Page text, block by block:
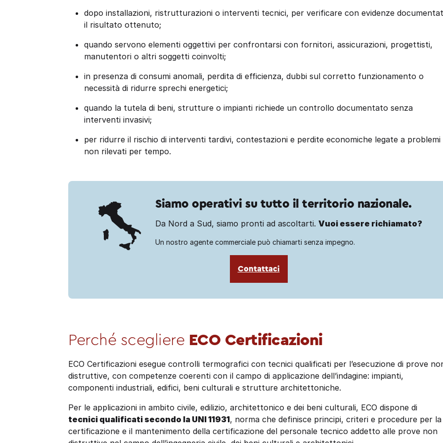
dopo installazioni, ristrutturazioni o interventi tecnici, per verificare con evidenze
il risultato ottenuto;
quando servono elementi oggettivi per confrontarsi con fornitori, assicurazioni, progettisti,
manutentori o altri soggetti coinvolti;
in presenza di consumi anomali, perdita di efficienza, dubbi sul corretto funzionamento o
necessità di ridurre sprechi energetici;
quando la tutela di beni, strutture o impianti richiede un controllo documentato senza
interventi invasivi;
per ridurre il rischio di interventi tardivi, contestazioni e perdite economiche legate a problemi
non rilevati per tempo.
Siamo operativi su tutto il territorio nazionale.
Da Nord a Sud, siamo pronti ad ascoltarti. Vuoi essere richiamato?
Un nostro agente commerciale può chiamarti senza impegno.
Contattaci
Perché scegliere ECO Certificazioni
ECO Certificazioni esegue controlli termografici con tecnici qualificati per l’esecuzione di prove
distruttive, con competenze coerenti con il campo di applicazione dell’indagine: impianti,
componenti industriali, edifici, beni culturali e strutture architettoniche.
Per le applicazioni in ambito civile, edilizio, architettonico e dei beni culturali, ECO dispone di
tecnici qualificati secondo la UNI 11931, norma che definisce principi, criteri e procedure per la
certificazione e il mantenimento della certificazione del personale tecnico addetto alle prove non